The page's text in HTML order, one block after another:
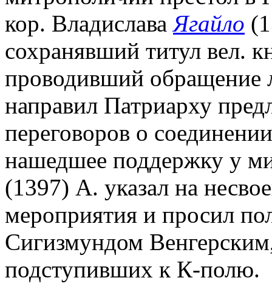
кор. ВладиславаЯгайло
сохранявший титул вел.
проводивший обращение
направил Патриарху
переговоров о
нашедшее поддержку у
(1397) А. указал на
мероприятия и просил
Сигизмундом
подступивших к К-полю.